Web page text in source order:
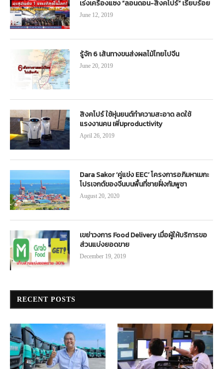
เร่งเครื่องแซง “ลอนดอน-สิงคโปร์” เรียบร้อย
June 12, 2019
รู้จัก 6 เส้นทางขนส่งผลไม้ไทยไปจีน
June 20, 2019
สิงคโปร์ ใช้หุ่นยนต์ทำความสะอาด ลดใช้
แรงงานคน เพิ่มproductivity
April 26, 2019
Dara Sakor ‘คู่แข่ง EEC’ โครงการอภิมหาเมกะ
โปรเจกต์ของจีนบนพื้นที่ชายฝั่งกัมพูชา
August 20, 2020
เขย่าวงการ Food Delivery เมื่อผู้ให้บริการขอ
ส่วนแบ่งยอดขาย
December 19, 2019
RECENT POSTS